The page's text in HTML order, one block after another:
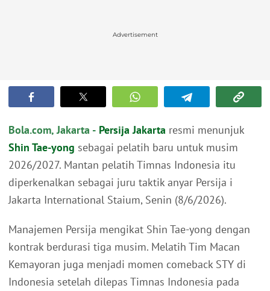
Advertisement
Bola.com, Jakarta - Persija Jakarta resmi menunjuk
Shin Tae-yong sebagai pelatih baru untuk musim
2026/2027. Mantan pelatih Timnas Indonesia itu
diperkenalkan sebagai juru taktik anyar Persija i
Jakarta International Staium, Senin (8/6/2026).
Manajemen Persija mengikat Shin Tae-yong dengan
kontrak berdurasi tiga musim. Melatih Tim Macan
Kemayoran juga menjadi momen comeback STY di
Indonesia setelah dilepas Timnas Indonesia pada